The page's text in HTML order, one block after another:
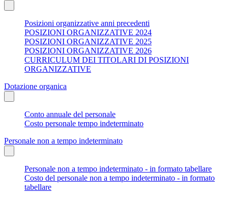
Posizioni organizzative anni precedenti
POSIZIONI ORGANIZZATIVE 2024
POSIZIONI ORGANIZZATIVE 2025
POSIZIONI ORGANIZZATIVE 2026
CURRICULUM DEI TITOLARI DI POSIZIONI
ORGANIZZATIVE
Dotazione organica
Conto annuale del personale
Costo personale tempo indeterminato
Personale non a tempo indeterminato
Personale non a tempo indeterminato - in formato tabellare
Costo del personale non a tempo indeterminato - in formato
tabellare